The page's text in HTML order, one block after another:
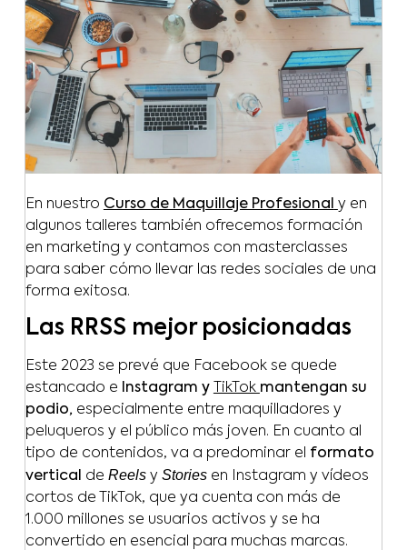
En nuestro Curso de Maquillaje Profesional y en
algunos talleres también ofrecemos formación
en marketing y contamos con masterclasses
para saber cómo llevar las redes sociales de una
forma exitosa.
Las RRSS mejor posicionadas
Este 2023 se prevé que Facebook se quede
estancado e Instagram y TikTok mantengan su
podio,especialmente entre maquilladores y
peluqueros y el público más joven. En cuanto al
tipo de contenidos, va a predominar el formato
vertical de Reelsy Storiesen Instagram y vídeos
cortos de TikTok, que ya cuenta con más de
1.000 millones se usuarios activos y se ha
convertido en esencial para muchas marcas.